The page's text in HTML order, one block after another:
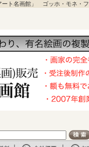
ト名画館」 ゴッホ・モネ・